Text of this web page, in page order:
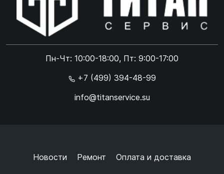
Пн-Чт: 10:00-18:00, Пт: 9:00-17:00
+7 (499) 394-48-99
info@titanservice.su
Новости Ремонт Оплата и доставка
Online чат
Online чат